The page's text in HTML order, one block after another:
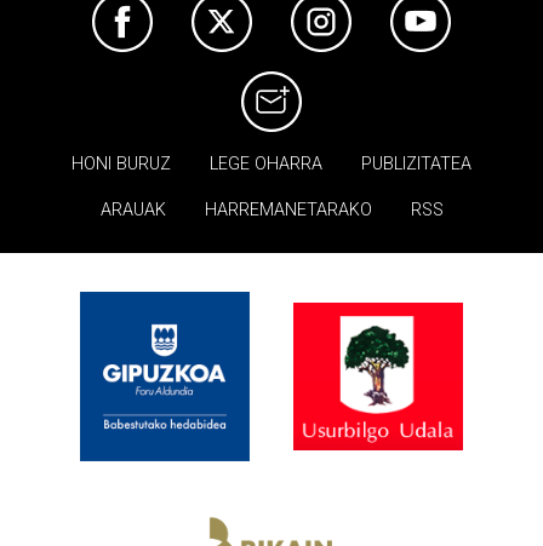
HONI BURUZ LEGE OHARRA PUBLIZITATEA
ARAUAK HARREMANETARAKO RSS